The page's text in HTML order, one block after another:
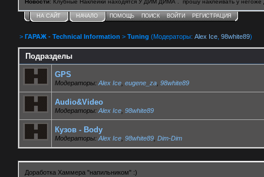
Новости: Клубные Наклейки находятся У ДИМ ДИМА . прошу наклеивать у негоже
НА САЙТ НАЧАЛО ПОМОЩЬ ПОИСК ВОЙТИ РЕГИСТРАЦИЯ
> ГАРАЖ - Technical Information > Tuning (Модераторы: Alex Ice 98white89)
Подразделы
GPS
Модераторы: Alex Ice eugene_za 98white89
Audio&Video
Модераторы: Alex Ice 98white89
Кузов - Body
Модераторы: Alex Ice 98white89 Dim-Dim
Доработка Хаммера "напильником" :)